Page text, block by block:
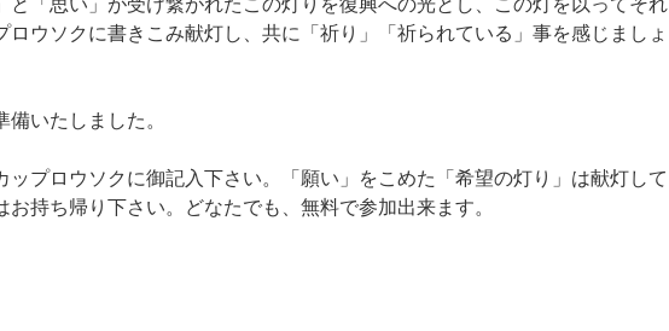
と「思い」が受け繋がれたこの灯りを復興への光とし、この灯を以ってそれ
ロウソクに書きこみ献灯し、共に「祈り」「祈られている」事を感じましょ
備いたしました。
ップロウソクに御記入下さい。「願い」をこめた「希望の灯り」は献灯して
持ち帰り下さい。どなたでも、無料で参加出来ます。